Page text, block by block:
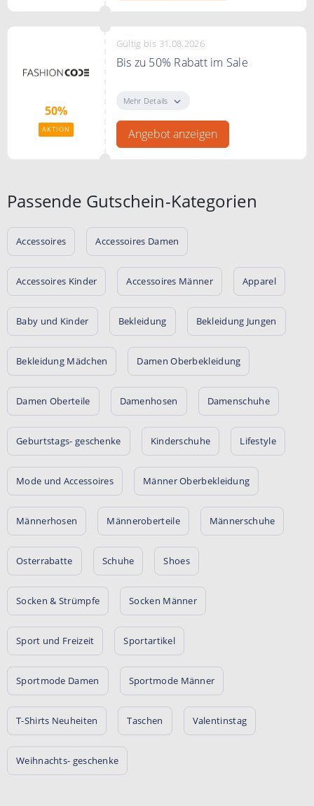
50%
AKTION
Gültig bis 31.08.2026
Bis zu 50% Rabatt im Sale
FASHIONCODE
Mehr Details
Angebot anzeigen
Passende Gutschein-Kategorien
Accessoires Accessoires Damen
Accessoires Kinder Accessoires Männer Apparel
Baby und Kinder Bekleidung Bekleidung Jungen
Bekleidung Mädchen Damen Oberbekleidung
Damen Oberteile Damenhosen Damenschuhe
Geburtstags- geschenke Kinderschuhe Lifestyle
Mode und Accessoires Männer Oberbekleidung
Männerhosen Männeroberteile Männerschuhe
Osterrabatte Schuhe Shoes
Socken & Strümpfe Socken Männer
Sport und Freizeit Sportartikel
Sportmode Damen Sportmode Männer
T-Shirts Neuheiten Taschen Valentinstag
Weihnachts- geschenke